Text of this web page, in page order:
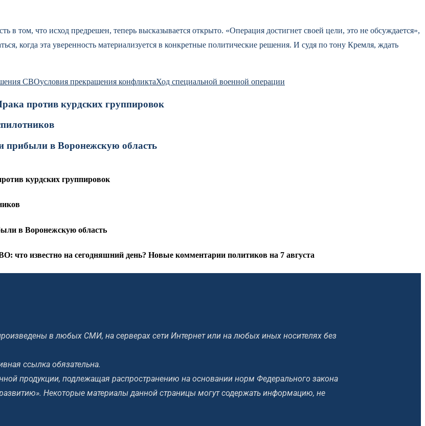
том, что исход предрешен, теперь высказывается открыто. «Операция достигнет своей цели, это не обсуждается»,
когда эта уверенность материализуется в конкретные политические решения. И судя по тону Кремля, ждать
СВОусловия прекращения конфликтаХод специальной военной операции
против курдских группировок
прибыли в Воронежскую область
курдских группировок
в Воронежскую область
известно на сегодняшний день? Новые комментарии политиков на 7 августа
в любых СМИ, на серверах сети Интернет или на любых иных носителях без
ссылка обязательна.
продукции, подлежащая распространению на основании норм Федерального закона
Некоторые материалы данной страницы могут содержать информацию, не